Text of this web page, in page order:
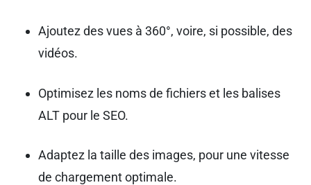
Ajoutez des vues à 360°, voire, si possible, des
vidéos.
Optimisez les noms de fichiers et les balises
ALT pour le SEO.
Adaptez la taille des images, pour une vitesse
de chargement optimale.